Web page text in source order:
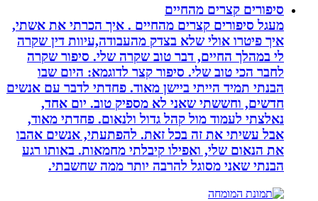
סיפורים קצרים מהחיים
מעגל סיפורים קצרים מהחיים . איך הכרתי את אשתי,
איך פיטרו אולי שלא בצדק מהעבודה,עיוות דין שקרה
לי במהלך החיים, דבר טוב שקרה שלי. סיפור שקרה
לחבר הכי טוב שלי. סיפור קצר לדוגמא: היום שבו
הבנתי תמיד הייתי ביישן מאוד. פחדתי לדבר עם אנשים
חדשים, וחששתי שאני לא מספיק טוב. יום אחד,
נאלצתי לעמוד מול קהל גדול ולנאום. פחדתי מאוד,
אבל עשיתי את זה בכל זאת. להפתעתי, אנשים אהבו
את הנאום שלי, ואפילו קיבלתי מחמאות. באותו רגע
הבנתי שאני מסוגל להרבה יותר ממה שחשבתי.